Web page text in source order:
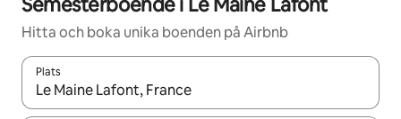
Hitta och boka unika boenden på Airbnb
Plats
När resultaten är tillgängliga kan du navigera med upp- och